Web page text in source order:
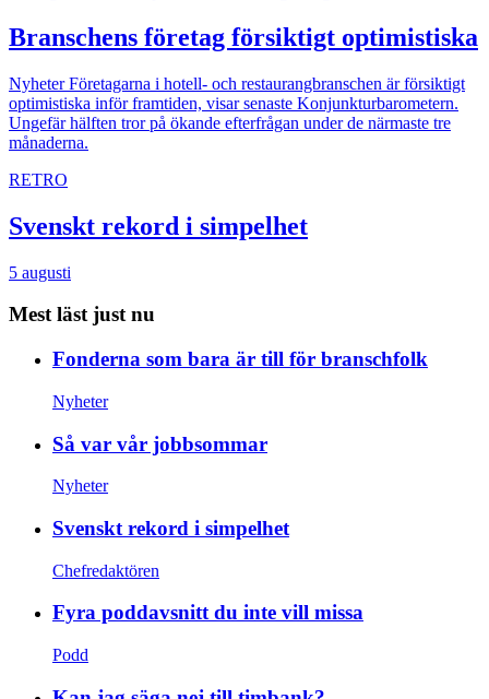
Branschens företag försiktigt optimistiska
NyheterFöretagarna i hotell- och restaurangbranschen är försiktigt
optimistiska inför framtiden, visar senaste Konjunkturbarometern.
Ungefär hälften tror på ökande efterfrågan under de närmaste tre
månaderna.
RETRO
Svenskt rekord i simpelhet
5 augusti
Mest läst just nu
Fonderna som bara är till för branschfolk
Nyheter
Så var vår jobbsommar
Nyheter
Svenskt rekord i simpelhet
Chefredaktören
Fyra poddavsnitt du inte vill missa
Podd